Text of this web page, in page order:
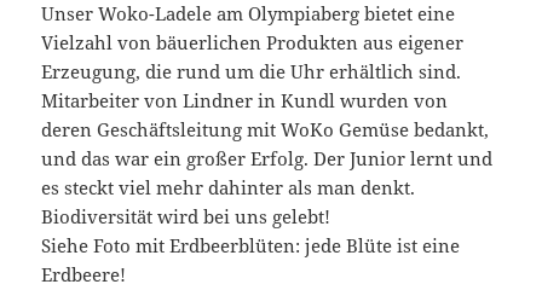
Unser Woko-Ladele am Olympiaberg bietet eine
Vielzahl von bäuerlichen Produkten aus eigener
Erzeugung, die rund um die Uhr erhältlich sind.
Mitarbeiter von Lindner in Kundl wurden von
deren Geschäftsleitung mit WoKo Gemüse bedankt,
und das war ein großer Erfolg. Der Junior lernt und
es steckt viel mehr dahinter als man denkt.
Biodiversität wird bei uns gelebt!
Siehe Foto mit Erdbeerblüten: jede Blüte ist eine
Erdbeere!